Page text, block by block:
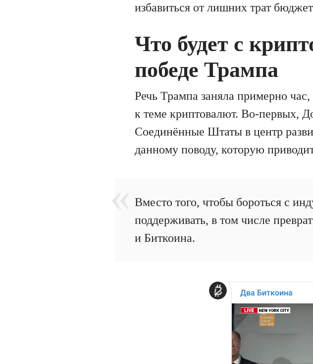
избавиться от лишних трат
Что будет с
победе Трампа
Речь Трампа заняла примерно час,
к теме криптовалют. Во-первых,
Соединённые Штаты в центр
данному поводу, которую
Вместо того, чтобы бороться с
поддерживать, в том числе
и Биткоина.